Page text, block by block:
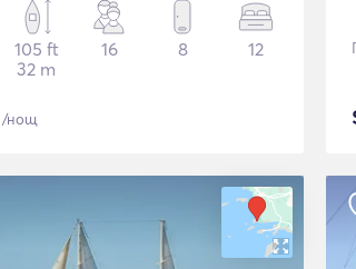
105 ft
32 m
16 8 12
/нощ